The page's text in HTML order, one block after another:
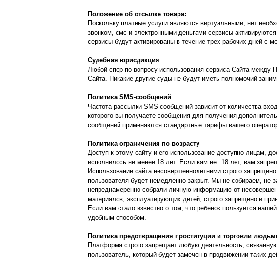
Положение об отсылке товара:
Поскольку платные услуги являются виртуальными, нет
звонком, смс и электронными деньгами сервисы
сервисы будут активированы в течение трех рабочих дней с
Судебная юрисдикция
Любой спор по вопросу использования сервиса Сайта между
Сайта. Никакие другие суды не будут иметь полномочий
Политика SMS-сообщений
Частота рассылки SMS-сообщений зависит от количества
которого вы получаете сообщения для получения
сообщений применяются стандартные тарифы вашего
Политика ограничения по возрасту
Доступ к этому сайту и его использование доступно лицам,
исполнилось не менее 18 лет. Если вам нет 18 лет, вам
Использование сайта несовершеннолетними строго
пользователя будет немедленно закрыт. Мы не собираем,
непреднамеренно собрали личную информацию от
материалов, эксплуатирующих детей, строго запрещено и
Если вам стало известно о том, что ребенок пользуется
удобным способом.
Политика предотвращения проституции и торговли
Платформа строго запрещает любую деятельность,
пользователь, который будет замечен в продвижении таких